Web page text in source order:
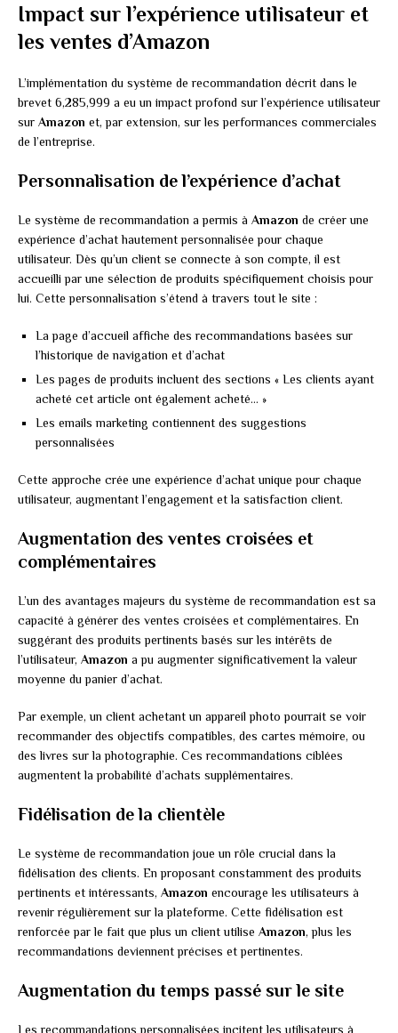
Impact sur l’expérience utilisateur et
les ventes d’Amazon
L’implémentation du système de recommandation décrit dans le
brevet 6,285,999 a eu un impact profond sur l’expérience utilisateur
sur Amazon et, par extension, sur les performances commerciales
de l’entreprise.
Personnalisation de l’expérience d’achat
Le système de recommandation a permis à Amazon de créer une
expérience d’achat hautement personnalisée pour chaque
utilisateur. Dès qu’un client se connecte à son compte, il est
accueilli par une sélection de produits spécifiquement choisis pour
lui. Cette personnalisation s’étend à travers tout le site :
La page d’accueil affiche des recommandations basées sur
l’historique de navigation et d’achat
Les pages de produits incluent des sections « Les clients ayant
acheté cet article ont également acheté… »
Les emails marketing contiennent des suggestions
personnalisées
Cette approche crée une expérience d’achat unique pour chaque
utilisateur, augmentant l’engagement et la satisfaction client.
Augmentation des ventes croisées et
complémentaires
L’un des avantages majeurs du système de recommandation est sa
capacité à générer des ventes croisées et complémentaires. En
suggérant des produits pertinents basés sur les intérêts de
l’utilisateur, Amazon a pu augmenter significativement la valeur
moyenne du panier d’achat.
Par exemple, un client achetant un appareil photo pourrait se voir
recommander des objectifs compatibles, des cartes mémoire, ou
des livres sur la photographie. Ces recommandations ciblées
augmentent la probabilité d’achats supplémentaires.
Fidélisation de la clientèle
Le système de recommandation joue un rôle crucial dans la
fidélisation des clients. En proposant constamment des produits
pertinents et intéressants, Amazon encourage les utilisateurs à
revenir régulièrement sur la plateforme. Cette fidélisation est
renforcée par le fait que plus un client utilise Amazon, plus les
recommandations deviennent précises et pertinentes.
Augmentation du temps passé sur le site
Les recommandations personnalisées incitent les utilisateurs à